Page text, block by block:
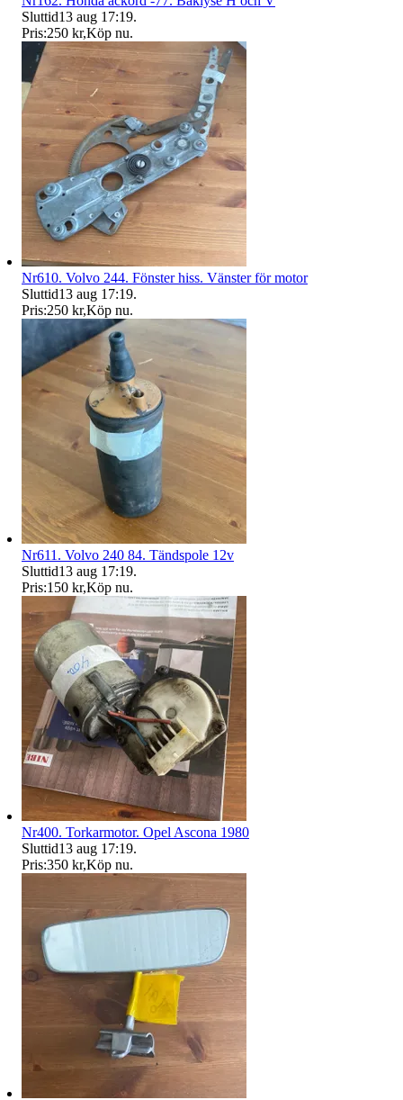
Sluttid13 aug 17:19.
Pris:250 kr,Köp nu.
Nr610. Volvo 244. Fönster hiss. Vänster för motor
Sluttid13 aug 17:19.
Pris:250 kr,Köp nu.
Nr611. Volvo 240 84. Tändspole 12v
Sluttid13 aug 17:19.
Pris:150 kr,Köp nu.
Nr400. Torkarmotor. Opel Ascona 1980
Sluttid13 aug 17:19.
Pris:350 kr,Köp nu.